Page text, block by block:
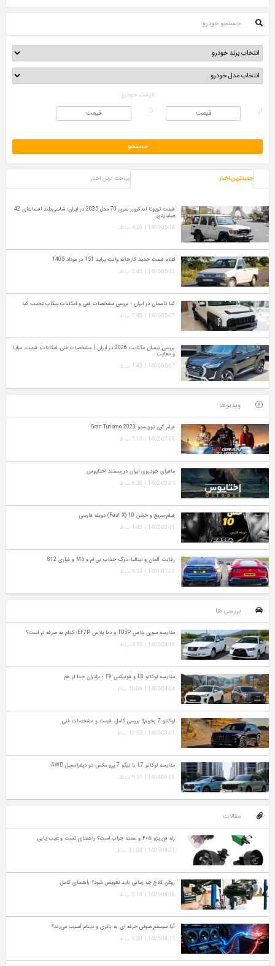
جستجو خودرو
قیمت خودرو
از
تا
جدیدترین اخبار پربحث ترین اخبار
قیمت تویوتا لندکروزر سری 70 مدل 2025 در ایران؛ شاسی‌بلند افسانه‌ای 42
میلیاردی
1405-05-14 | 4:26 ب.ظ
اعلام قیمت جدید کارخانه وانت پراید 151 در مرداد 1405
1405-05-13 | 2:45 ب.ظ
کیا تاسمان در ایران ؛ بررسی مشخصات فنی و امکانات پیکاپ عجیب کیا
1405-05-07 | 7:48 ب.ظ
بررسی نیسان مگنایت 2026 در ایران | مشخصات فنی، امکانات، قیمت، مزایا
و معایب
1405-05-07 | 1:43 ب.ظ
ویدیوها
فیلم گرن توریسمو Gran Turismo 2023
1402-07-09 | 7:17 ب.ظ
مافیای خودروی ایران در مستند اختاپوس
1402-03-25 | 6:26 ب.ظ
فیلم سریع و خشن 10 (Fast X) دوبله فارسی
1402-03-11 | 1:48 ب.ظ
رقابت آلمان و ایتالیا؛ درگ جذاب بی ام و M5 و فراری 812
1401-01-03 | 9:34 ب.ظ
بررسی ها
مقایسه سورن پلاس TU5P و دنا پلاس EF7P؛ کدام به‌ صرفه‌ تر است؟
1405-04-13 | 4:55 ب.ظ
مقایسه لوکانو L8 و فونیکس F9 ؛ برادران جدا از هم
1405-04-04 | 10:00 ب.ظ
لوکانو 7 بخریم؟ بررسی کامل، قیمت و مشخصات فنی
1405-03-01 | 12:55 ب.ظ
مقایسه لوکانو L7 با تیگو 7 پرو مکس دو دیفرانسیل AWD
1404-09-06 | 9:51 ب.ظ
مقالات
رله فن پژو ۴۰۵ و سمند خراب است؟ راهنمای تست و عیب‌ یابی
1405-04-21 | 11:04 ب.ظ
روغن کلاچ چه زمانی باید تعویض شود؟ راهنمای کامل
1405-04-16 | 3:14 ب.ظ
آیا سیستم صوتی حرفه‌ ای به باتری و دینام آسیب می‌زند؟
1405-04-15 | 9:20 ب.ظ